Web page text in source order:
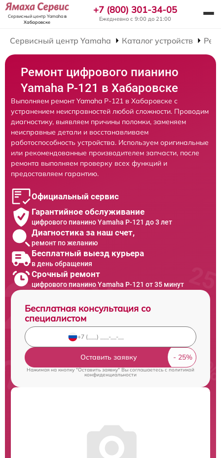
Сервисный центр Yamahaв
Хабаровске
+7 (800) 301-34-05
Ежедневно с 9:00 до 21:00
Сервисный центр Yamaha Каталог устройств
Ремонт цифрового пианино
Yamaha P-121 в Хабаровске
Выполняем ремонт Yamaha P-121 в Хабаровске с
устранением неисправностей любой сложности. Проводим
диагностику, выявляем причины поломки, заменяем
неисправные детали и восстанавливаем
работоспособность устройства. Используем оригинальные
или рекомендованные производителем запчасти, после
ремонта выполняем проверку всех функций и
предоставляем гарантию.
Официальный сервис
Гарантийное обслуживание
цифрового пианино Yamaha P-121 до 3 лет
Диагностика за наш счет,
ремонт по желанию
Бесплатный выезд курьера
в день обращения
Срочный ремонт
цифрового пианино Yamaha P-121 от 35 минут
Бесплатная консультация со
специалистом
Оставить заявку
Нажимая на кнопку "Оставить заявку" Вы соглашаетесь cполитикой
конфиденциальности